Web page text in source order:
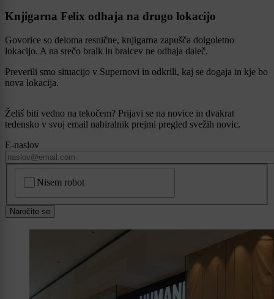
Knjigarna Felix odhaja na drugo lokacijo
Govorice so deloma resnične, knjigarna zapušča dolgoletno
lokacijo. A na srečo bralk in bralcev ne odhaja daleč.
Preverili smo situacijo v Supernovi in odkrili, kaj se dogaja in kje bo
nova lokacija.
Želiš biti vedno na tekočem? Prijavi se na novice in dvakrat
tedensko v svoj email nabiralnik prejmi pregled svežih novic.
E-naslov
Nisem robot
Naročite se